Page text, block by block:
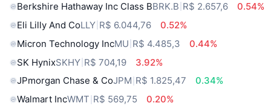
Berkshire Hathaway Inc Class BBRK.B R$ 2.657,6
0.54%
Eli Lilly And CoLLY R$ 6.044,76
0.52%
Micron Technology IncMU R$ 4.485,3
0.44%
SK HynixSKHY R$ 704,19
3.92%
JPmorgan Chase & CoJPM R$ 1.825,47
0.34%
Walmart IncWMT R$ 569,75 0.20%